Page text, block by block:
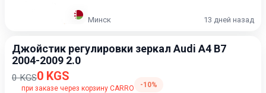
Минск 13 дней назад
Джойстик регулировки зеркал Audi A4 B7
2004-2009 2.0
0 KGS0 KGS
при заказе через корзину CARRO -10%